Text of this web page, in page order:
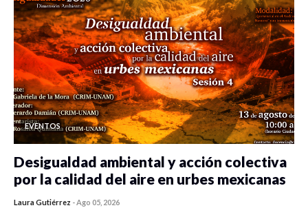
EVENTOS
Desigualdad ambiental y acción colectiva
por la calidad del aire en urbes mexicanas
Laura Gutiérrez - Ago 05, 2026